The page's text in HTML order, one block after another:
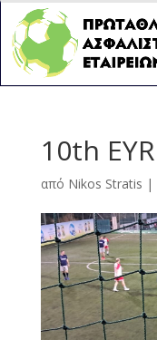
10th
από Nikos Stratis |